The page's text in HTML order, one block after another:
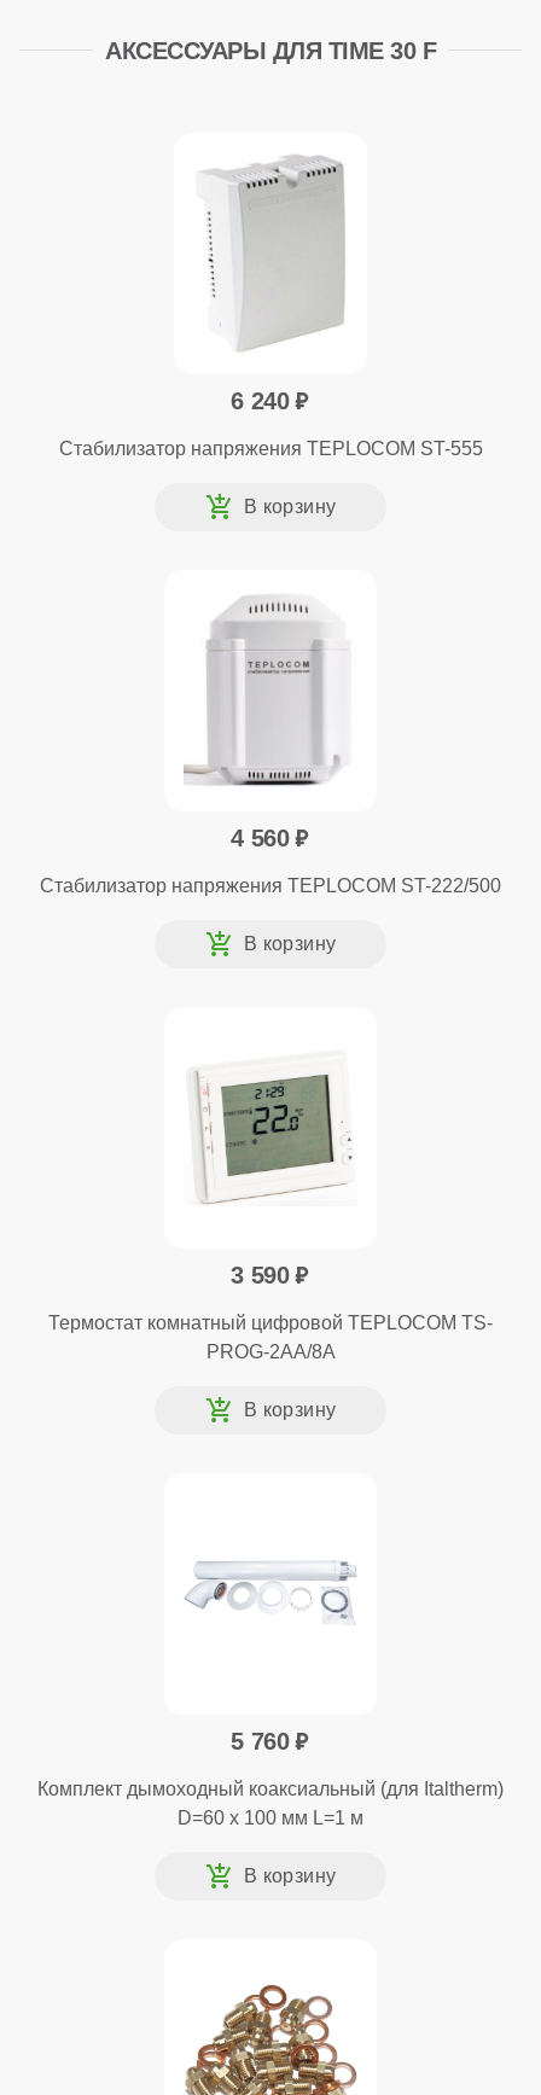
АКСЕССУАРЫ ДЛЯ TIME 30 F
6 240
Стабилизатор напряжения TEPLOCOM ST-555
4 560
Стабилизатор напряжения TEPLOCOM ST-222/500
3 590
Термостат комнатный цифровой TEPLOCOM TS-
PROG-2AA/8A
5 760
Комплект дымоходный коаксиальный (для Italtherm)
D=60 x 100 мм L=1 м